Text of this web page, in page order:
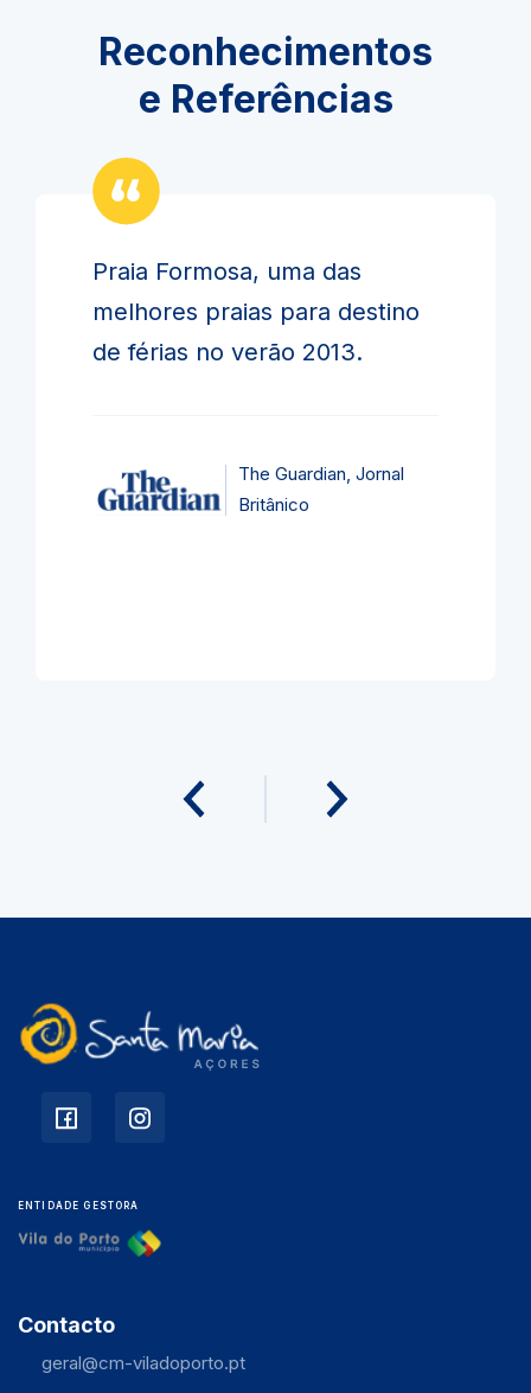
Reconhecimentos
e Referências
Praia Formosa, uma das
melhores praias para destino
de férias no verão 2013.
The Guardian, Jornal
Britânico
ENTIDADE GESTORA
Contacto
geral@cm-viladoporto.pt